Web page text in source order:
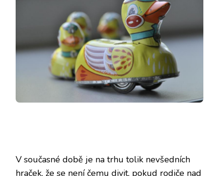
V současné době je na trhu tolik nevšedních
hraček, že se není čemu divit, pokud rodiče nad